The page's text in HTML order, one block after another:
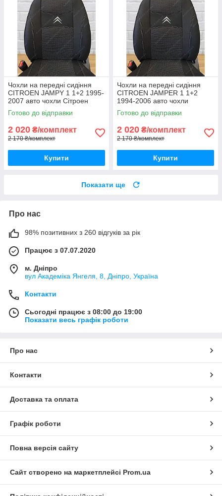
Чохли на передні сидіння
CITROEN JAMPY 1 1+2 1995-
2007 авто чохли Сітроен
Джампі 1995-2007
Готово до відправки
2 020 ₴/комплект
2 170 ₴/комплект
Купити
Чохли на передні сидіння
CITROEN JAMPER 1 1+2
1994-2006 авто чохли
Сітроен Джампер 1994-2006
Готово до відправки
2 020 ₴/комплект
2 170 ₴/комплект
Купити
Показати ще
Про нас
98% позитивних з 260 відгуків за рік
Працює з 07.07.2020
м. Дніпро
вул Академіка Янгеля, 8, Дніпро, Україна
Контакти
Сьогодні працює з 08:00 до 19:00
Показати весь графік роботи
Про нас
Контакти
Доставка та оплата
Графік роботи
Повна версія сайту
Сайт створено на маркетплейсі Prom.ua